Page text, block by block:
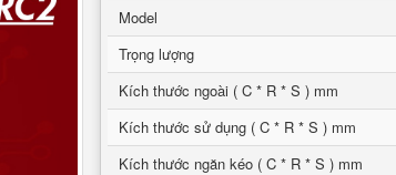
Model
Trọng lượng
Kích thước ngoài ( C * R * S ) mm
Kích thước sử dụng ( C * R * S ) mm
Kích thước ngăn kéo ( C * R * S ) mm